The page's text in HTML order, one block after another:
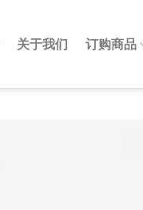
关于我们 订购商品